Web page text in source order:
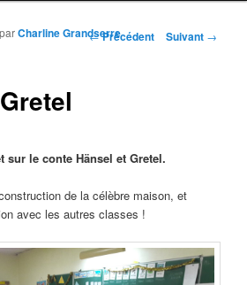
Navigation des articles
←Précédent Suivant →
parCharline Grandserre
sur le conte Hänsel et Gretel.
de la célèbre maison, et
avec les autres classes !